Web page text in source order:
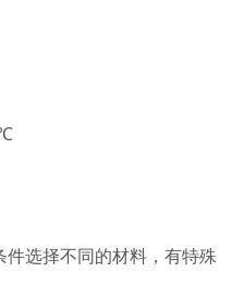
件选择不同的材料，有特殊